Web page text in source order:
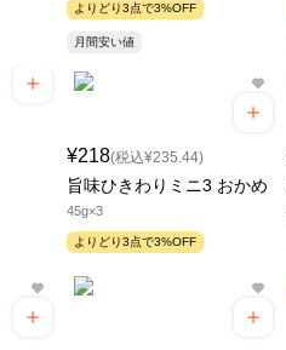
よりどり3点で3%OFF
月間安い値
¥218(税込¥235.44)
旨味ひきわりミニ3 おかめ
45g×3
よりどり3点で3%OFF